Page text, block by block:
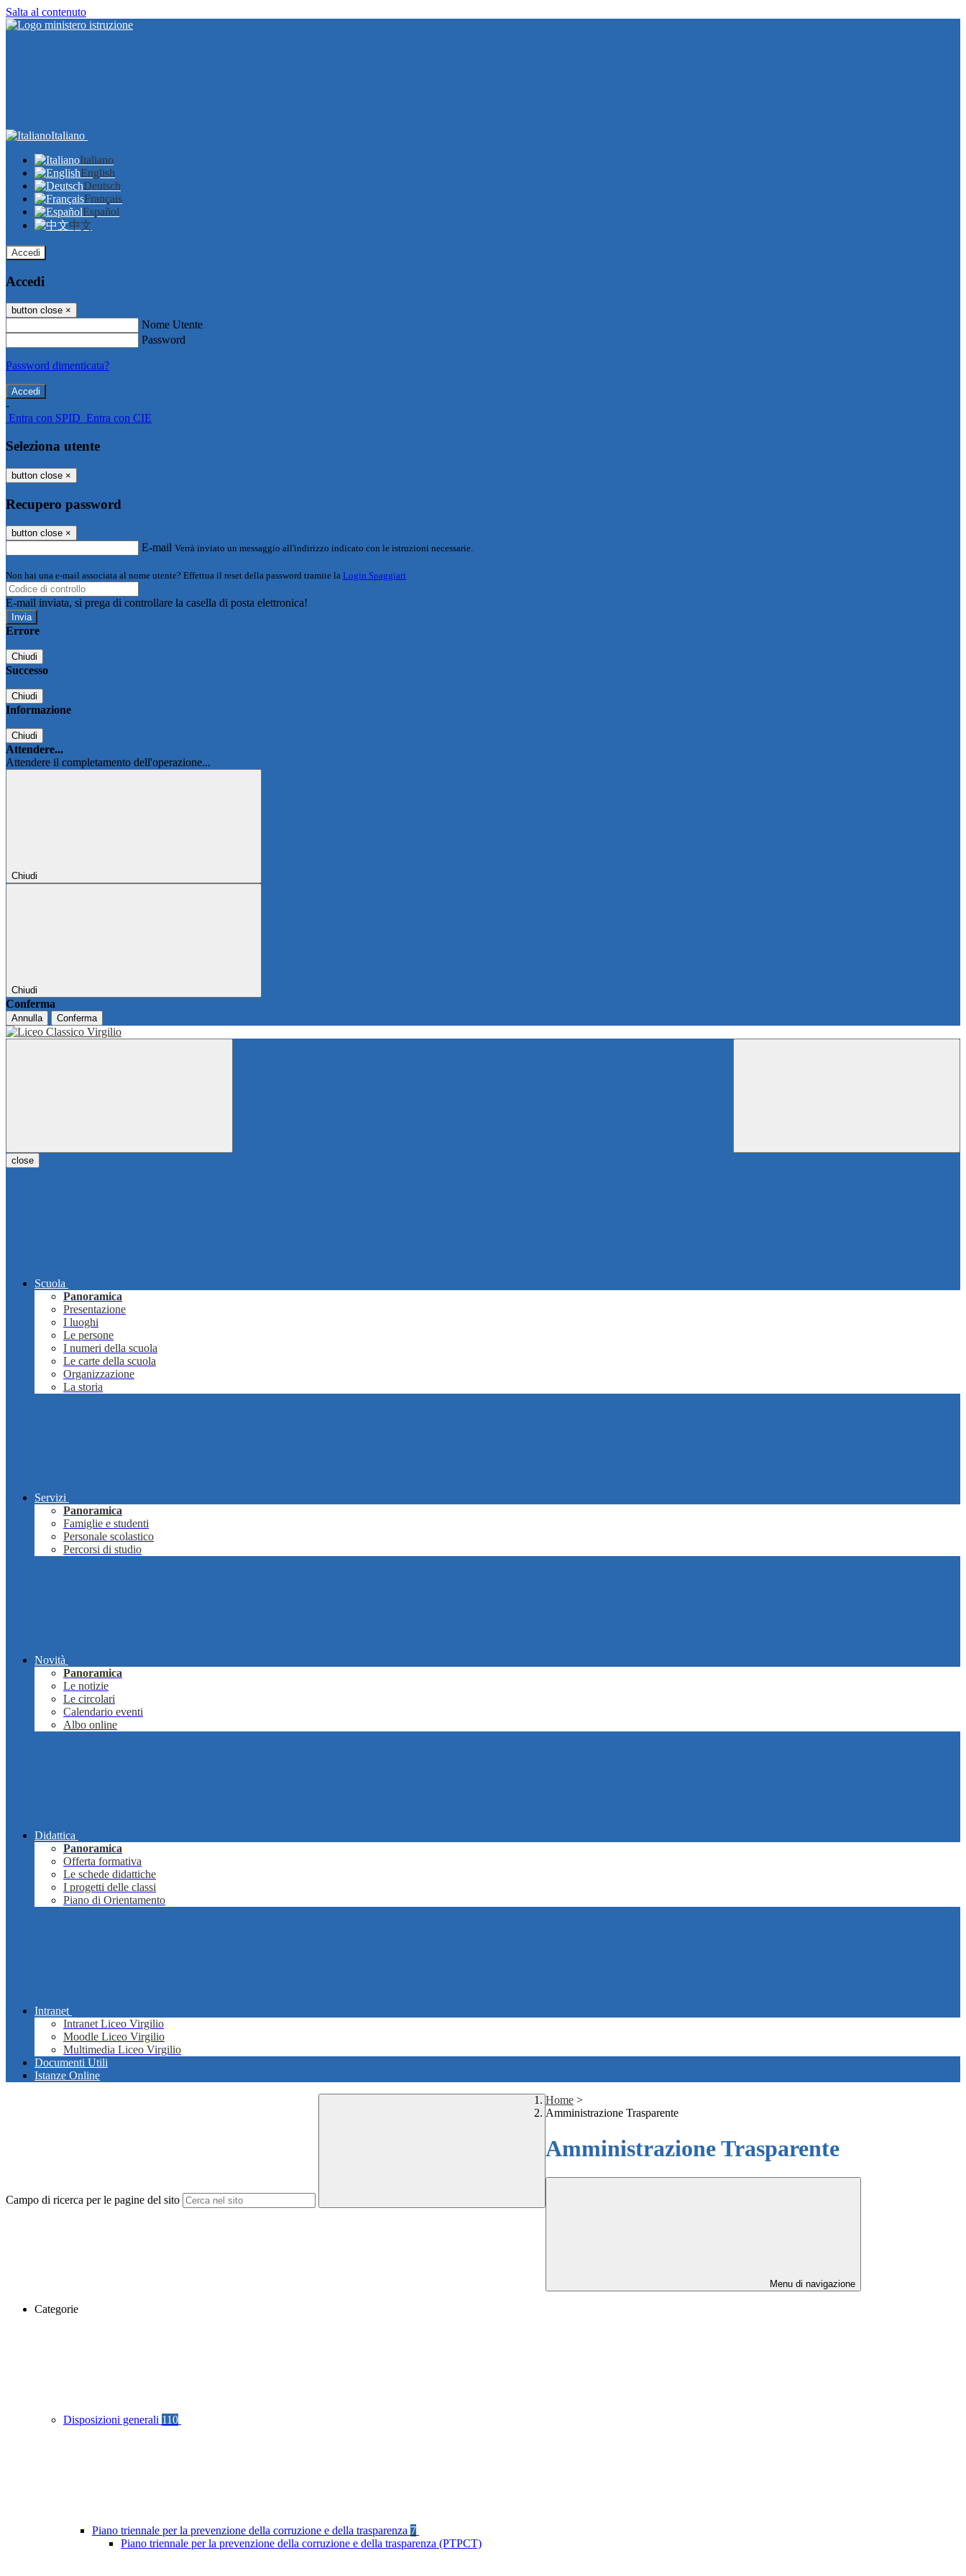
Salta al contenuto
Italiano
Italiano
English
Deutsch
Français
Español
中文
Accedi
Accedi
button close ×
Nome Utente
Password
Password dimenticata?
-
Entra con SPID Entra con CIE
Seleziona utente
button close ×
Recupero password
button close ×
E-mail Verrà inviato un messaggio all'indirizzo indicato con le istruzioni necessarie.
Non hai una e-mail associata al nome utente? Effettua il reset della password tramite la Login Spaggiari
E-mail inviata, si prega di controllare la casella di posta elettronica!
Errore
Chiudi
Successo
Chiudi
Informazione
Chiudi
Attendere...
Attendere il completamento dell'operazione...
Chiudi
Chiudi
Conferma
Annulla Conferma
close
Scuola
Panoramica
Presentazione
I luoghi
Le persone
I numeri della scuola
Le carte della scuola
Organizzazione
La storia
Servizi
Panoramica
Famiglie e studenti
Personale scolastico
Percorsi di studio
Novità
Panoramica
Le notizie
Le circolari
Calendario eventi
Albo online
Didattica
Panoramica
Offerta formativa
Le schede didattiche
I progetti delle classi
Piano di Orientamento
Intranet
Intranet Liceo Virgilio
Moodle Liceo Virgilio
Multimedia Liceo Virgilio
Documenti Utili
Istanze Online
Campo di ricerca per le pagine del sito
Home >
Amministrazione Trasparente
Amministrazione Trasparente
Menu di navigazione
Categorie
Disposizioni generali 110
Piano triennale per la prevenzione della corruzione e della trasparenza 7
Piano triennale per la prevenzione della corruzione e della trasparenza (PTPCT)